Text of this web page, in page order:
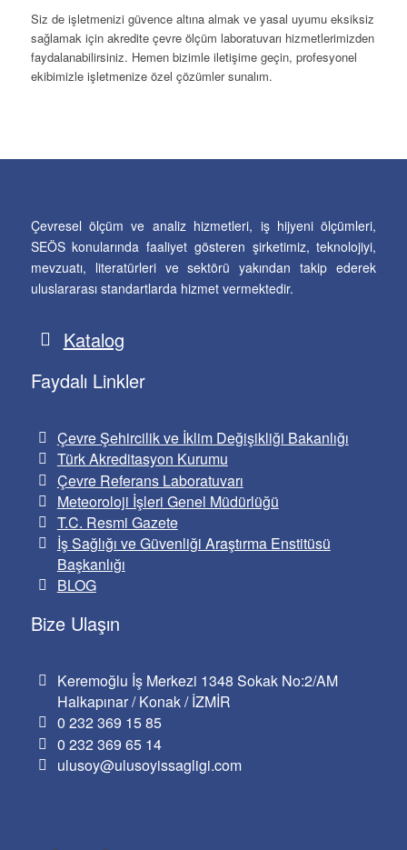
Siz de işletmenizi güvence altına almak ve yasal uyumu eksiksiz
sağlamak için akredite çevre ölçüm laboratuvarı hizmetlerimizden
faydalanabilirsiniz. Hemen bizimle iletişime geçin, profesyonel
ekibimizle işletmenize özel çözümler sunalım.
Çevresel ölçüm ve analiz hizmetleri, iş hijyeni ölçümleri,
SEÖS konularında faaliyet gösteren şirketimiz, teknolojiyi,
mevzuatı, literatürleri ve sektörü yakından takip ederek
uluslararası standartlarda hizmet vermektedir.
Katalog
Faydalı Linkler
Çevre Şehircilik ve İklim Değişikliği Bakanlığı
Türk Akreditasyon Kurumu
Çevre Referans Laboratuvarı
Meteoroloji İşleri Genel Müdürlüğü
T.C. Resmi Gazete
İş Sağlığı ve Güvenliği Araştırma Enstitüsü
Başkanlığı
BLOG
Bize Ulaşın
Keremoğlu İş Merkezi 1348 Sokak No:2/AM
Halkapınar / Konak / İZMİR
0 232 369 15 85
0 232 369 65 14
ulusoy@ulusoyissagligi.com